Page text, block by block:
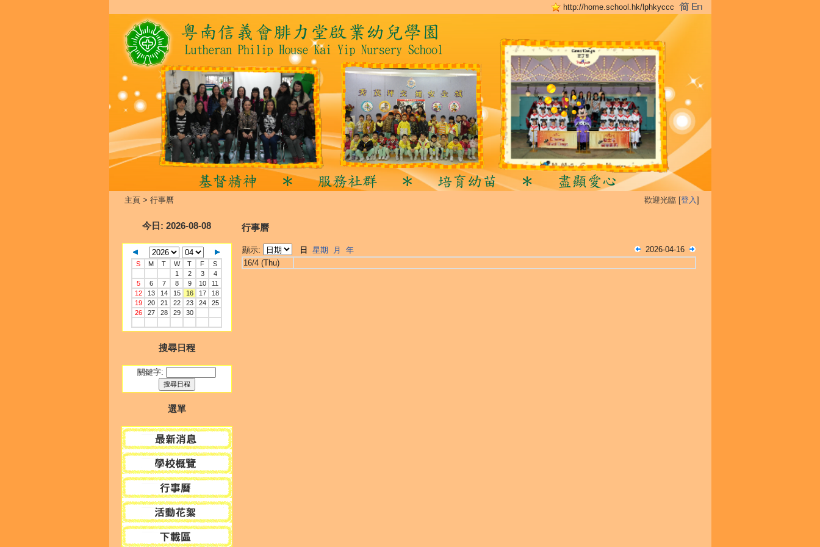
http://home.school.hk/lphkyccc
主頁> 行事曆 歡迎光臨 [登入]
今日 : 2026-08-08
S M T W T F
S
1
2 3
4
5
6 7 8 9 10
11
12
13 14 15 16 17
18
19
20 21 22 23 24
25
26
27 28 29 30
搜尋日程
關鍵字:
選單
行事曆
顯示: 日 星期 月 年
2026-04-16
16/4 (Thu)